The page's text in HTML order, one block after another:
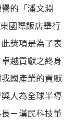
的「潘文淵
國際飯店舉行
獎項是為了表
越貢獻之終身
國產業的貢獻
人為全球半導
－漢民科技董